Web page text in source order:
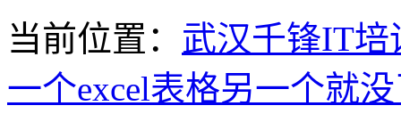
当前位置： 武汉千锋IT培
一个excel表格另一个就